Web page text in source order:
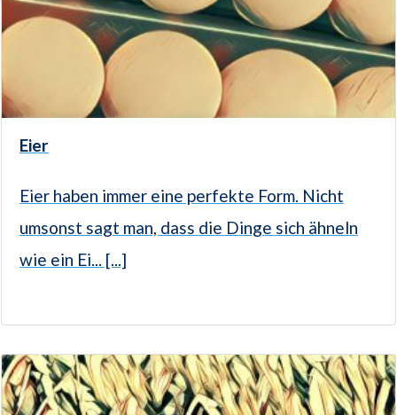
Eier
Eier haben immer eine perfekte Form. Nicht
umsonst sagt man, dass die Dinge sich ähneln
wie ein Ei... [...]